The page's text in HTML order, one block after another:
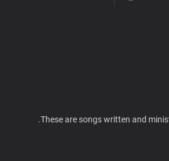
These are songs written and